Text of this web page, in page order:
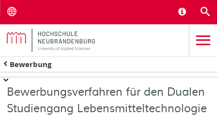
Bewerbung
Bewerbungsverfahren für den Dualen
Studiengang Lebensmitteltechnologie